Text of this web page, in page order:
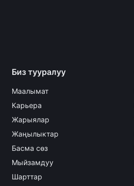
Биз тууралуу
Маалымат
Карьера
Жарыялар
Жаңылыктар
Басма сөз
Мыйзамдуу
Шарттар